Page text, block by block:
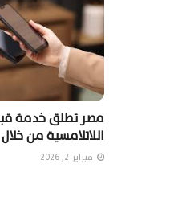
مصر تطلق خدمة
اللاتلامسية من
فبراير 2, 2026